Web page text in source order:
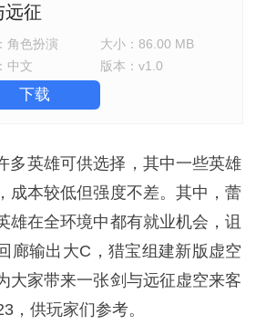
远征
角色扮演 大小： 86.00 MB
中文 版本：v1.0
下载
多英雄可供选择，其中一些英雄
成本较低但强度不差。其中，蕾
雄在全环境中都有就业机会，诅
廊输出大C，猎宝组建新版虚空
大家带来一张剑与远征虚空来客
，供玩家们参考。